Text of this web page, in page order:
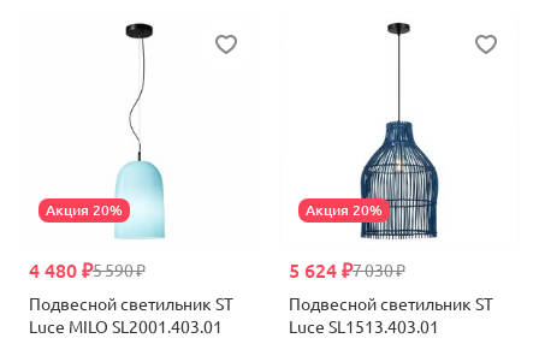
Акция 20%
5 590 ₽
4 480 ₽
Подвесной светильник ST
Luce MILO SL2001.403.01
Акция 20%
7 030 ₽
5 624 ₽
Подвесной светильник ST
Luce SL1513.403.01